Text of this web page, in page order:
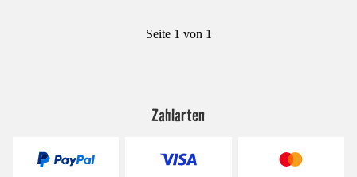
Seite 1 von 1
Zahlarten